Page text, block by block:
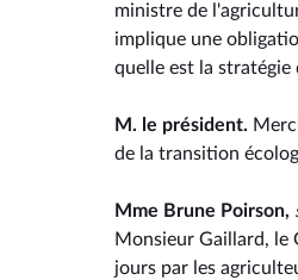
ministre de
implique une
quelle est la stratégie
M. le président.
de la transition
Mme Brune Poirson,
Monsieur Gaillard, le
jours par les